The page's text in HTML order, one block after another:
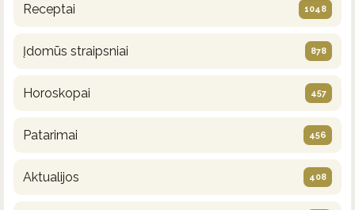
Receptai 1048
Įdomūs straipsniai 878
Horoskopai 457
Patarimai 456
Aktualijos 408